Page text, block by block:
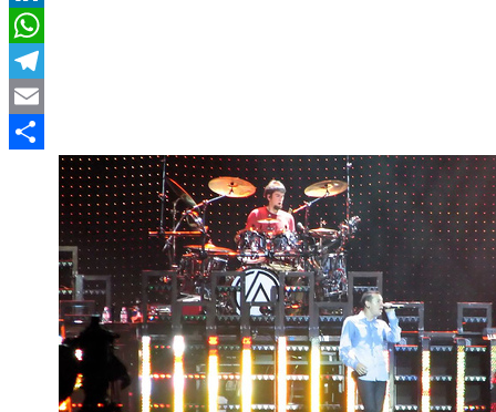
LinkedIn
WhatsApp
Telegram
Email
Compartir